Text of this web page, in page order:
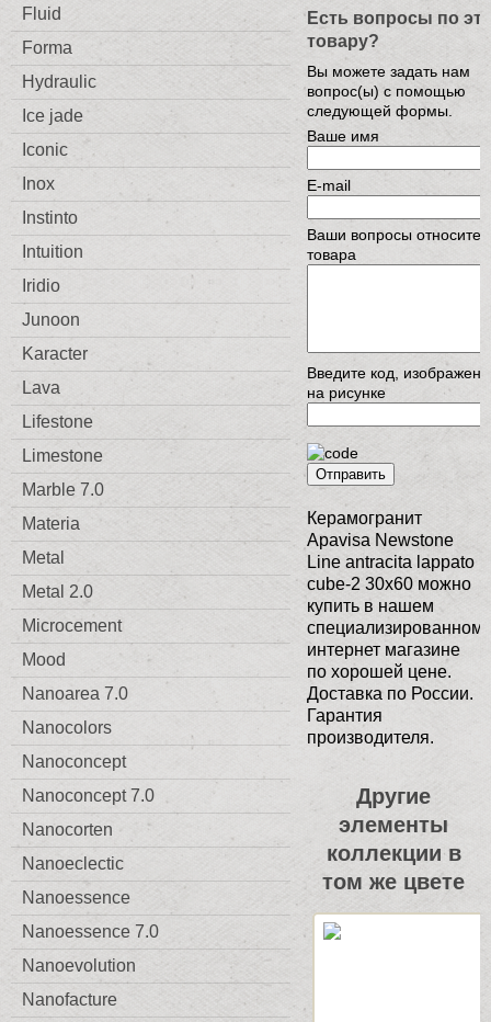
Fluid
Forma
Hydraulic
Ice jade
Iconic
Inox
Instinto
Intuition
Iridio
Junoon
Karacter
Lava
Lifestone
Limestone
Marble 7.0
Materia
Metal
Metal 2.0
Microcement
Mood
Nanoarea 7.0
Nanocolors
Nanoconcept
Nanoconcept 7.0
Nanocorten
Nanoeclectic
Nanoessence
Nanoessence 7.0
Nanoevolution
Nanofacture
Есть вопросы по
товару?
Вы можете задать нам
вопрос(ы) с помощью
следующей формы.
Ваше имя
E-mail
Ваши вопросы
товара
Введите код,
на рисунке
Отправить
Керамогранит
Apavisa Newstone
Line antracita lappato
cube-2 30x60 можно
купить в нашем
специализированном
интернет магазине
по хорошей цене.
Доставка по России.
Гарантия
производителя.
Другие
элементы
коллекции в
том же цвете